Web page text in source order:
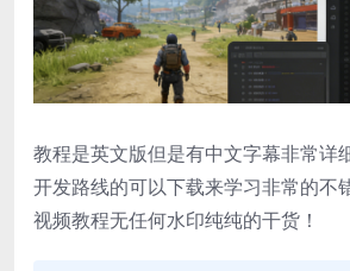
教程是英文版但是有中文字幕非常详
开发路线的可以下载来学习非常的不
视频教程无任何水印纯纯的干货！